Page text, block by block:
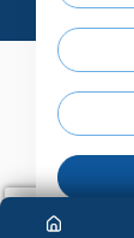
©2026 -